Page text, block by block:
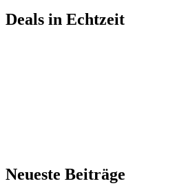
Deals in Echtzeit
Neueste Beiträge